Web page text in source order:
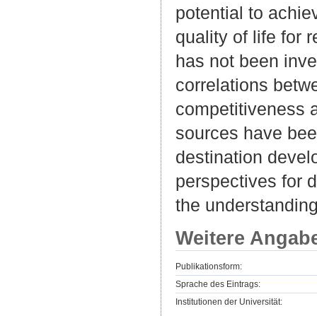
potential to
quality of life for
has not been
correlations
competitiveness
sources have
destination
perspectives for
the
Weitere
Publikationsform:
Sprache des Eintrags:
Institutionen der Universität: